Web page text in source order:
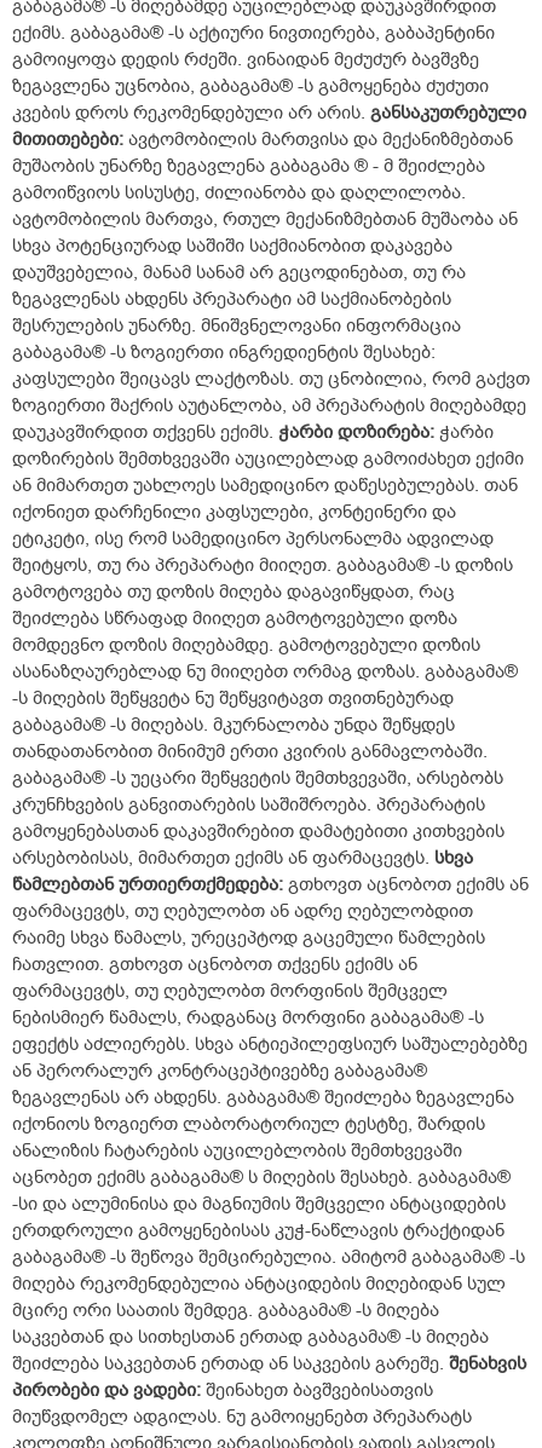
გაბაგამა® -ს მიღებამდე აუცილებლად დაუკავშირდით
ექიმს. გაბაგამა® -ს აქტიური ნივთიერება, გაბაპენტინი
გამოიყოფა დედის რძეში. ვინაიდან მეძუძურ ბავშვზე
ზეგავლენა უცნობია, გაბაგამა® -ს გამოყენება ძუძუთი
კვების დროს რეკომენდებული არ არის. განსაკუთრებული
მითითებები: ავტომობილის მართვისა და მექანიზმებთან
მუშაობის უნარზე ზეგავლენა გაბაგამა ® - მ შეიძლება
გამოიწვიოს სისუსტე, ძილიანობა და დაღლილობა.
ავტომობილის მართვა, რთულ მექანიზმებთან მუშაობა ან
სხვა პოტენციურად საშიში საქმიანობით დაკავება
დაუშვებელია, მანამ სანამ არ გეცოდინებათ, თუ რა
ზეგავლენას ახდენს პრეპარატი ამ საქმიანობების
შესრულების უნარზე. მნიშვნელოვანი ინფორმაცია
გაბაგამა® -ს ზოგიერთი ინგრედიენტის შესახებ:
კაფსულები შეიცავს ლაქტოზას. თუ ცნობილია, რომ გაქვთ
ზოგიერთი შაქრის აუტანლობა, ამ პრეპარატის მიღებამდე
დაუკავშირდით თქვენს ექიმს. ჭარბი დოზირება: ჭარბი
დოზირების შემთხვევაში აუცილებლად გამოიძახეთ ექიმი
ან მიმართეთ უახლოეს სამედიცინო დაწესებულებას. თან
იქონიეთ დარჩენილი კაფსულები, კონტეინერი და
ეტიკეტი, ისე რომ სამედიცინო პერსონალმა ადვილად
შეიტყოს, თუ რა პრეპარატი მიიღეთ. გაბაგამა® -ს დოზის
გამოტოვება თუ დოზის მიღება დაგავიწყდათ, რაც
შეიძლება სწრაფად მიიღეთ გამოტოვებული დოზა
მომდევნო დოზის მიღებამდე. გამოტოვებული დოზის
ასანაზღაურებლად ნუ მიიღებთ ორმაგ დოზას. გაბაგამა®
-ს მიღების შეწყვეტა ნუ შეწყვიტავთ თვითნებურად
გაბაგამა® -ს მიღებას. მკურნალობა უნდა შეწყდეს
თანდათანობით მინიმუმ ერთი კვირის განმავლობაში.
გაბაგამა® -ს უეცარი შეწყვეტის შემთხვევაში, არსებობს
კრუნჩხვების განვითარების საშიშროება. პრეპარატის
გამოყენებასთან დაკავშირებით დამატებითი კითხვების
არსებობისას, მიმართეთ ექიმს ან ფარმაცევტს. სხვა
წამლებთან ურთიერთქმედება: გთხოვთ აცნობოთ ექიმს ან
ფარმაცევტს, თუ ღებულობთ ან ადრე ღებულობდით
რაიმე სხვა წამალს, ურეცეპტოდ გაცემული წამლების
ჩათვლით. გთხოვთ აცნობოთ თქვენს ექიმს ან
ფარმაცევტს, თუ ღებულობთ მორფინის შემცველ
ნებისმიერ წამალს, რადგანაც მორფინი გაბაგამა® -ს
ეფექტს აძლიერებს. სხვა ანტიეპილეფსიურ საშუალებებზე
ან პერორალურ კონტრაცეპტივებზე გაბაგამა®
ზეგავლენას არ ახდენს. გაბაგამა® შეიძლება ზეგავლენა
იქონიოს ზოგიერთ ლაბორატორიულ ტესტზე, შარდის
ანალიზის ჩატარების აუცილებლობის შემთხვევაში
აცნობეთ ექიმს გაბაგამა® ს მიღების შესახებ. გაბაგამა®
-სი და ალუმინისა და მაგნიუმის შემცველი ანტაციდების
ერთდროული გამოყენებისას კუჭ-ნაწლავის ტრაქტიდან
გაბაგამა® -ს შეწოვა შემცირებულია. ამიტომ გაბაგამა® -ს
მიღება რეკომენდებულია ანტაციდების მიღებიდან სულ
მცირე ორი საათის შემდეგ. გაბაგამა® -ს მიღება
საკვებთან და სითხესთან ერთად გაბაგამა® -ს მიღება
შეიძლება საკვებთან ერთად ან საკვების გარეშე. შენახვის
პირობები და ვადები: შეინახეთ ბავშვებისათვის
მიუწვდომელ ადგილას. ნუ გამოიყენებთ პრეპარატს